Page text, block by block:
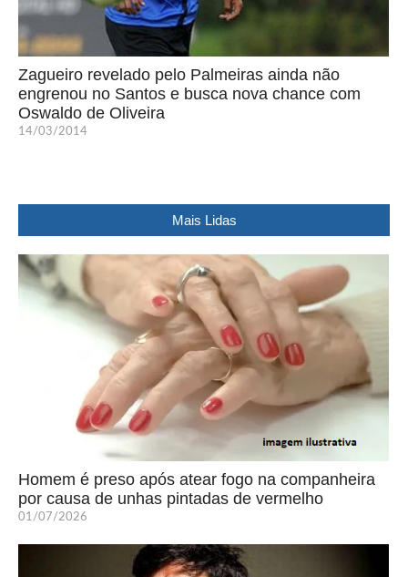
Zagueiro revelado pelo Palmeiras ainda não
engrenou no Santos e busca nova chance com
Oswaldo de Oliveira
14/03/2014
Mais Lidas
Homem é preso após atear fogo na companheira
por causa de unhas pintadas de vermelho
01/07/2026